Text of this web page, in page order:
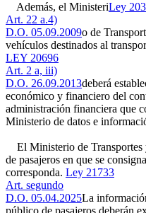
Además, el MinisteriLey
Art. 22 a.4)
D.O. 05.09.2009o de
vehículos destinados al
LEY 20696
Art. 2 a, iii)
D.O. 26.09.2013deberá
económico y financiero del
administración financiera que
Ministerio de datos e
El Ministerio de Transportes
de pasajeros en que se
corresponda. Ley 21733
Art. segundo
D.O. 05.04.2025La
público de pasajeros deberán